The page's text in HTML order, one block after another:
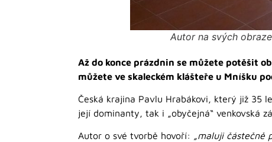
Autor na svých
Až do konce prázdnin se můžete potěšit
můžete ve skaleckém klášteře u Mníšku
Česká krajina Pavlu Hrabákovi, který již 35
její dominanty, tak i „obyčejná“ venkovská
Autor o své tvorbě hovoří: „maluji částečně